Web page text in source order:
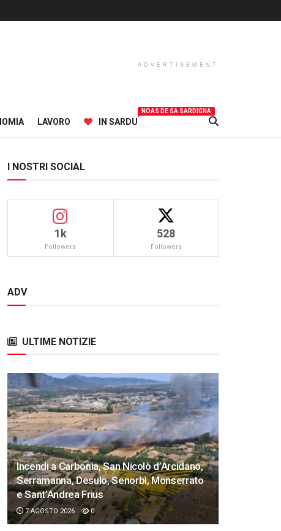
ADVERTISEMENT
LAVORO IN SARDU
NOAS DE SA SARDIGNA
I NOSTRI SOCIAL
1k
Followers
528
Followers
ADV
ULTIME NOTIZIE
Incendi a Carbonia, San Nicolò d’Arcidano,
Serramanna, Desulo, Senorbì, Monserrato
e Sant’Andrea Frius
7 AGOSTO 2026 0